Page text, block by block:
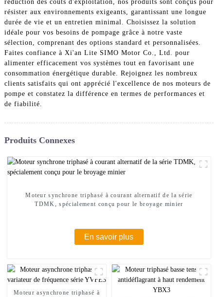
réduction des coûts d'exploitation, nos produits sont conçus pour
résister aux environnements exigeants, garantissant une longue
durée de vie et un entretien minimal. Choisissez la solution
idéale pour vos besoins de pompage grâce à notre vaste
sélection, comprenant des options standard et personnalisées.
Faites confiance à Xi'an Lite SIMO Motor Co., Ltd. pour
alimenter efficacement vos systèmes tout en favorisant une
consommation énergétique durable. Rejoignez les nombreux
clients satisfaits qui ont apprécié l'excellence de nos moteurs de
pompe et constatez la différence en termes de performances et
de fiabilité.
Produits Connexes
Moteur synchrone triphasé à courant alternatif de la série
TDMK, spécialement conçu pour le broyage minier
En savoir plus
Moteur asynchrone triphasé à